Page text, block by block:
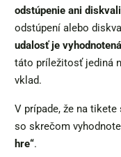
odstúpenie ani
odstúpení alebo
udalosť je
táto príležitosť jediná
vklad.
V prípade, že na
so skrečom
hre“.